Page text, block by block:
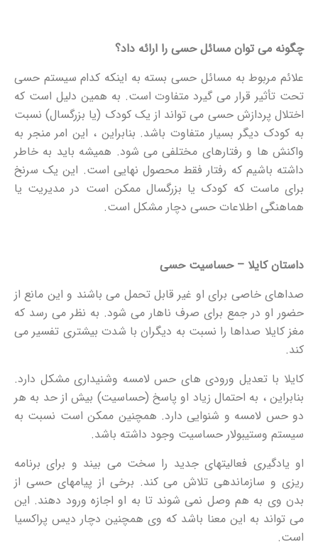
چگونه می توان مسائل حسی را ارائه داد؟
علائم مربوط به مسائل حسی بسته به اینکه کدام سیستم حسی
تحت تأثیر قرار می گیرد متفاوت است. به همین دلیل است که
اختلال پردازش حسی می تواند از یک کودک (یا بزرگسال) نسبت
به کودک دیگر بسیار متفاوت باشد. بنابراین ، این امر منجر به
واکنش ها و رفتارهای مختلفی می شود. همیشه باید به خاطر
داشته باشیم که رفتار فقط محصول نهایی است. این یک سرنخ
برای ماست که کودک یا بزرگسال ممکن است در مدیریت یا
هماهنگی اطلاعات حسی دچار مشکل است.
داستان کایلا – حساسیت حسی
صداهای خاصی برای او غیر قابل تحمل می باشند و این مانع از
حضور او در جمع برای صرف ناهار می شود. به نظر می رسد که
مغز کایلا صداها را نسبت به دیگران با شدت بیشتری تفسیر می
کند.
کایلا با تعدیل ورودی های حس لامسه وشنیداری مشکل دارد.
بنابراین ، به احتمال زیاد او پاسخ (حساسیت) بیش از حد به هر
دو حس لامسه و شنوایی دارد. همچنین ممکن است نسبت به
سیستم وستیبولار حساسیت وجود داشته باشد.
او یادگیری فعالیتهای جدید را سخت می بیند و برای برنامه
ریزی و سازماندهی تلاش می کند. برخی از پیامهای حسی از
بدن وی به هم وصل نمی شوند تا به او اجازه ورود دهند. این
می تواند به این معنا باشد که وی همچنین دچار دیس پراکسیا
است.